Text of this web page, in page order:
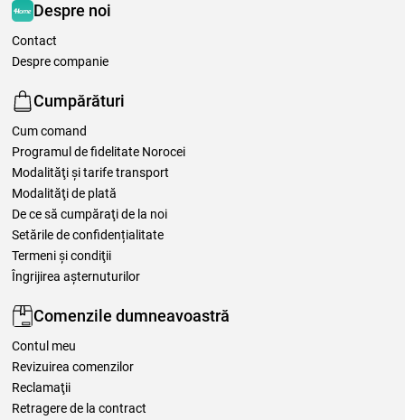
Despre noi
Contact
Despre companie
Cumpărături
Cum comand
Programul de fidelitate Norocei
Modalităţi şi tarife transport
Modalităţi de plată
De ce să cumpăraţi de la noi
Setările de confidențialitate
Termeni şi condiţii
Îngrijirea așternuturilor
Comenzile dumneavoastră
Contul meu
Revizuirea comenzilor
Reclamaţii
Retragere de la contract